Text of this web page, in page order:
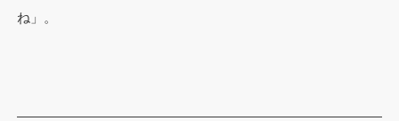
ね」。